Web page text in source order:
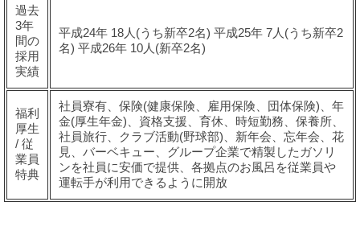
過去
3年
間の
採用
実績
平成24年 18人(うち新卒2名) 平成25年 7人(うち新卒2
名) 平成26年 10人(新卒2名)
福利
厚生
/ 従
業員
特典
社員寮有、保険(健康保険、雇用保険、団体保険)、年
金(厚生年金)、資格支援、育休、時短勤務、保養所、
社員旅行、クラブ活動(野球部)、新年会、忘年会、花
見、バーベキュー、グループ企業で精製したガソリ
ンを社員に安価で提供、各拠点のお風呂を従業員や
運転手が利用できるように開放